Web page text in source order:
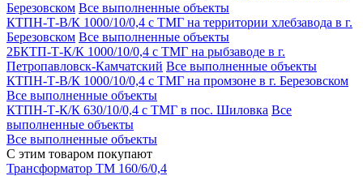
Березовском Все выполненные объекты
КТПН-Т-В/К 1000/10/0,4 с ТМГ на территории хлебзавода в г.
Березовском Все выполненные объекты
2БКТП-Т-К/К 1000/10/0,4 с ТМГ на рыбзаводе в г.
Петропавловск-Камчатский Все выполненные объекты
КТПН-Т-В/К 1000/10/0,4 с ТМГ на промзоне в г. Березовском
Все выполненные объекты
КТПН-Т-К/К 630/10/0,4 с ТМГ в пос. Шиловка Все
выполненные объекты
Все выполненные объекты
С этим товаром покупают
Трансформатор ТМ 160/6/0,4